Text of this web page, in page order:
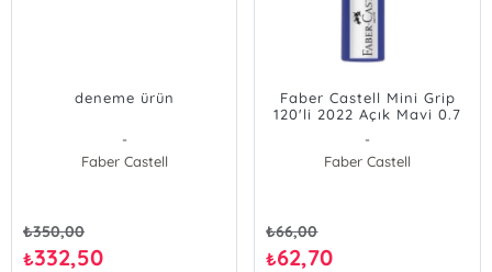
deneme ürün
-
Faber Castell
₺350,00
₺332,50
Faber Castell Mini Grip
120'li 2022 Açık Mavi 0.7
-
Faber Castell
₺66,00
₺62,70